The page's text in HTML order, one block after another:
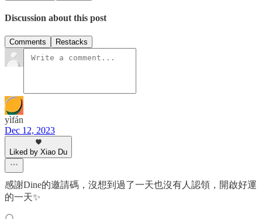
Discussion about this post
Comments Restacks
yìfán
Dec 12, 2023
Liked by Xiao Du
感謝Dine的邀請碼，沒想到過了一天也沒有人認領，開啟好運
的一天✨